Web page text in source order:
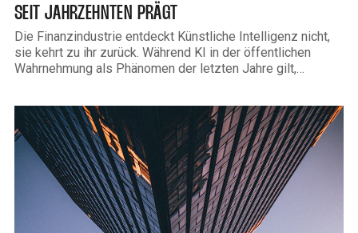
SEIT JAHRZEHNTEN PRÄGT
Die Finanzindustrie entdeckt Künstliche Intelligenz nicht,
sie kehrt zu ihr zurück. Während KI in der öffentlichen
Wahrnehmung als Phänomen der letzten Jahre gilt,
Der Unterschied zwischen einem Kreditscoring-Modell der
1990er Jahre und einem modernen Sprachmodell ist real
aber er